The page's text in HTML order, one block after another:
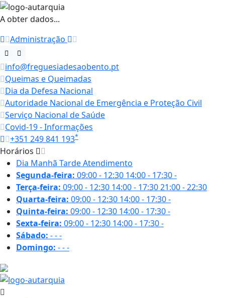
A obter dados...
Administração
info@freguesiadesaobento.pt
Queimas e Queimadas
Dia da Defesa Nacional
Autoridade Nacional de Emergência e Proteção Civil
Serviço Nacional de Saúde
Covid-19 - Informações
+351 249 841 193*
Horários
Dia Manhã TardeAtendimento
Segunda-feira: 09:00 - 12:30 14:00 - 17:30-
Terça-feira: 09:00 - 12:30 14:00 - 17:3021:00 - 22:30
Quarta-feira: 09:00 - 12:30 14:00 - 17:30-
Quinta-feira: 09:00 - 12:30 14:00 - 17:30-
Sexta-feira: 09:00 - 12:30 14:00 - 17:30-
Sábado: ---
Domingo: ---